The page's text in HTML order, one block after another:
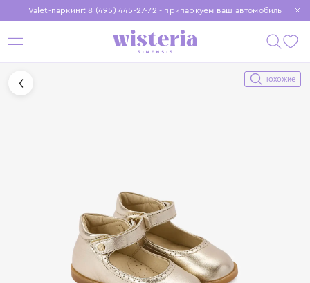
Valet-паркинг: 8 (495) 445-27-72 - припаркуем ваш автомобиль
Бесплатная доставка при заказе от 15 000 ₽
Установите приложение, чтобы покупки были еще удобнее
Похожие